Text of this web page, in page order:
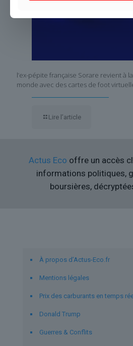
l’ex-pépite française Sorare revient à
monde avec des cartes de foot
Lire l’article
Actus Eco offre un accès
informations politiques,
boursières,
À propos d’Actus-Eco.fr
Mentions légales
Prix des carburants en temps
Donald Trump
Guerres & Conflits